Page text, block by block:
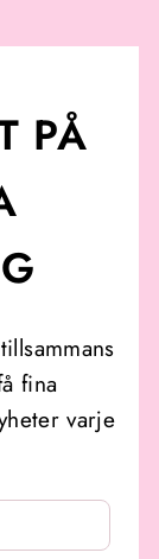
PÅ
fina
varje